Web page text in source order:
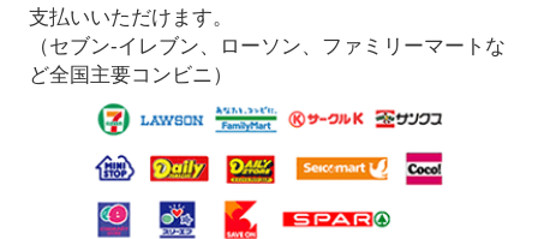
支払いいただけます。
（セブン-イレブン、ローソン、ファミリーマートな
ど全国主要コンビニ）